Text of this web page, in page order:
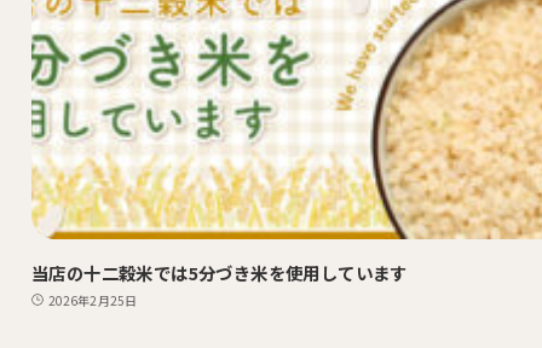
当店の十二穀米では5分づき米を使用しています
2026年2月25日